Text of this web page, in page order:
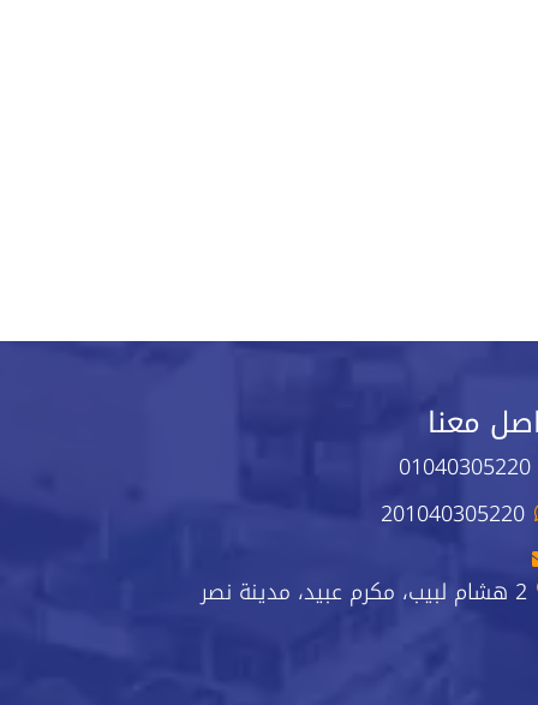
معنا
01040305220
201040305220
2 هشام لبيب، مكرم عبيد، مدينة نصر